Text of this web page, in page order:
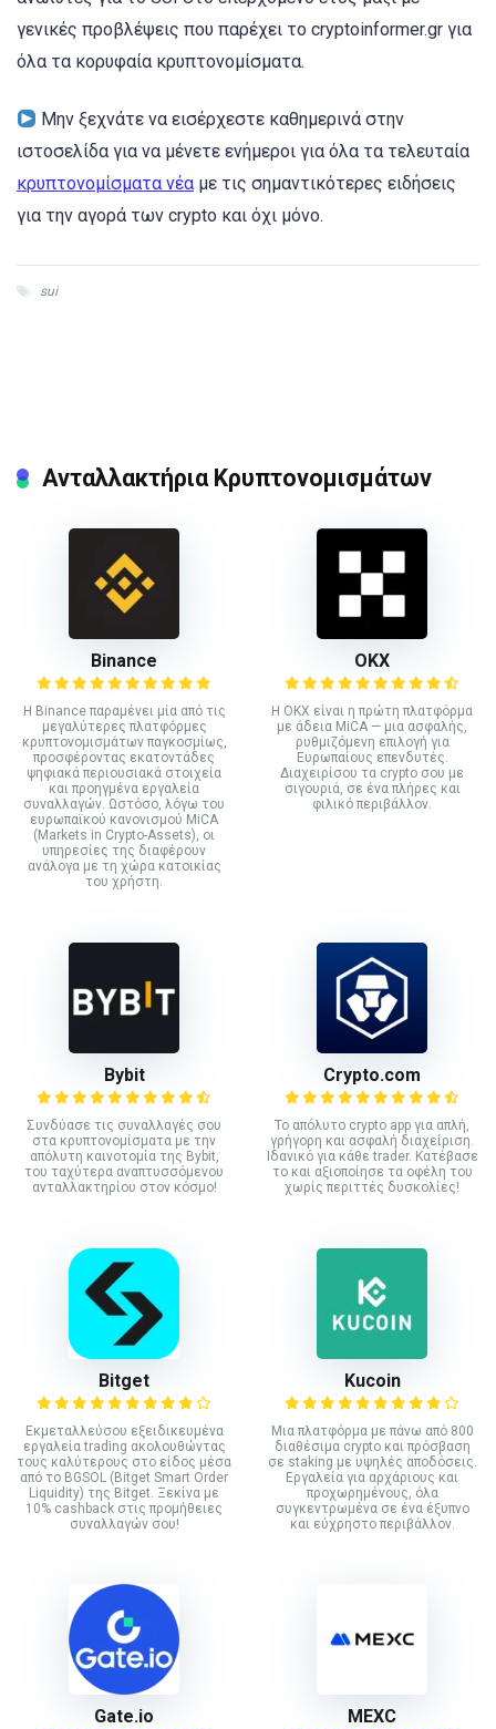
γενικές προβλέψεις που παρέχει το cryptoinformer.gr για
όλα τα κορυφαία κρυπτονομίσματα.
Μην ξεχνάτε να εισέρχεστε καθημερινά στην
ιστοσελίδα για να μένετε ενήμεροι για όλα τα τελευταία
κρυπτονομίσματα νέα με τις σημαντικότερες ειδήσεις
για την αγορά των crypto και όχι μόνο.
sui
Ανταλλακτήρια Κρυπτονομισμάτων
Binance
Η Binance παραμένει μία από τις
μεγαλύτερες πλατφόρμες
κρυπτονομισμάτων παγκοσμίως,
προσφέροντας εκατοντάδες
ψηφιακά περιουσιακά στοιχεία
και προηγμένα εργαλεία
συναλλαγών. Ωστόσο, λόγω του
ευρωπαϊκού κανονισμού MiCA
(Markets in Crypto-Assets), οι
υπηρεσίες της διαφέρουν
ανάλογα με τη χώρα κατοικίας
του χρήστη.
ΟΚΧ
Η OKX είναι η πρώτη πλατφόρμα
με άδεια MiCA — μια ασφαλής,
ρυθμιζόμενη επιλογή για
Ευρωπαίους επενδυτές.
Διαχειρίσου τα crypto σου με
σιγουριά, σε ένα πλήρες και
φιλικό περιβάλλον.
Bybit
Συνδύασε τις συναλλαγές σου
στα κρυπτονομίσματα με την
απόλυτη καινοτομία της Bybit,
του ταχύτερα αναπτυσσόμενου
ανταλλακτηρίου στον κόσμο!
Crypto.com
Το απόλυτο crypto app για απλή,
γρήγορη και ασφαλή διαχείριση.
Ιδανικό για κάθε trader. Κατέβασε
το και αξιοποίησε τα οφέλη του
χωρίς περιττές δυσκολίες!
Bitget
Εκμεταλλεύσου εξειδικευμένα
εργαλεία trading ακολουθώντας
τους καλύτερους στο είδος μέσα
από το BGSOL (Bitget Smart Order
Liquidity) της Bitget. Ξεκίνα με
10% cashback στις προμήθειες
συναλλαγών σου!
Kucoin
Mια πλατφόρμα με πάνω από 800
διαθέσιμα crypto και πρόσβαση
σε staking με υψηλές αποδόσεις.
Εργαλεία για αρχάριους και
προχωρημένους, όλα
συγκεντρωμένα σε ένα έξυπνο
και εύχρηστο περιβάλλον.
Gate.io MEXC